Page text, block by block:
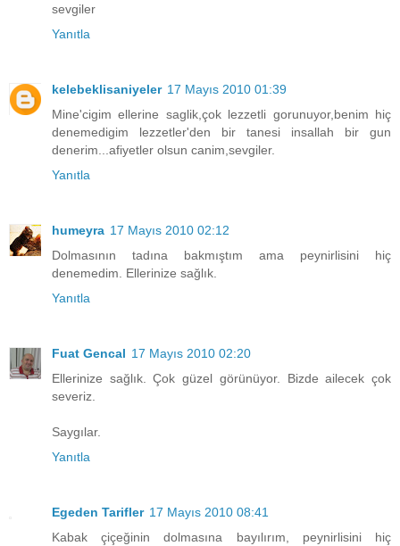
sevgiler
Yanıtla
kelebeklisaniyeler 17 Mayıs 2010 01:39
Mine'cigim ellerine saglik,çok lezzetli gorunuyor,benim hiç
denemedigim lezzetler'den bir tanesi insallah bir gun
denerim...afiyetler olsun canim,sevgiler.
Yanıtla
humeyra 17 Mayıs 2010 02:12
Dolmasının tadına bakmıştım ama peynirlisini hiç
denemedim. Ellerinize sağlık.
Yanıtla
Fuat Gencal 17 Mayıs 2010 02:20
Ellerinize sağlık. Çok güzel görünüyor. Bizde ailecek çok
severiz.
Saygılar.
Yanıtla
Egeden Tarifler 17 Mayıs 2010 08:41
Kabak çiçeğinin dolmasına bayılırım, peynirlisini hiç